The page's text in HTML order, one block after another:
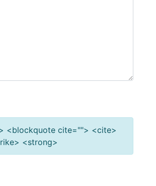
<blockquote cite=""> <cite>
<strong>